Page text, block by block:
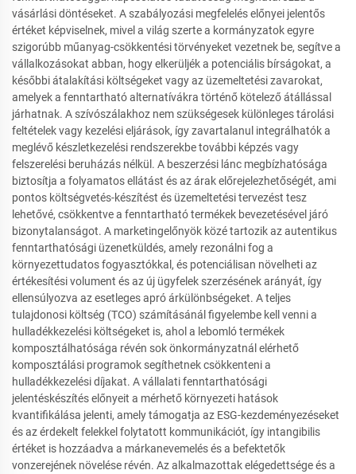
vásárlási döntéseket. A szabályozási megfelelés előnyei jelentős
értéket képviselnek, mivel a világ szerte a kormányzatok egyre
szigorúbb műanyag-csökkentési törvényeket vezetnek be, segítve a
vállalkozásokat abban, hogy elkerüljék a potenciális bírságokat, a
későbbi átalakítási költségeket vagy az üzemeltetési zavarokat,
amelyek a fenntartható alternatívákra történő kötelező átállással
járhatnak. A szívószálakhoz nem szükségesek különleges tárolási
feltételek vagy kezelési eljárások, így zavartalanul integrálhatók a
meglévő készletkezelési rendszerekbe további képzés vagy
felszerelési beruházás nélkül. A beszerzési lánc megbízhatósága
biztosítja a folyamatos ellátást és az árak előrejelezhetőségét, ami
pontos költségvetés-készítést és üzemeltetési tervezést tesz
lehetővé, csökkentve a fenntartható termékek bevezetésével járó
bizonytalanságot. A marketingelőnyök közé tartozik az autentikus
fenntarthatósági üzenetküldés, amely rezonálni fog a
környezettudatos fogyasztókkal, és potenciálisan növelheti az
értékesítési volument és az új ügyfelek szerzésének arányát, így
ellensúlyozva az esetleges apró árkülönbségeket. A teljes
tulajdonosi költség (TCO) számításánál figyelembe kell venni a
hulladékkezelési költségeket is, ahol a lebomló termékek
komposztálhatósága révén sok önkormányzatnál elérhető
komposztálási programok segíthetnek csökkenteni a
hulladékkezelési díjakat. A vállalati fenntarthatósági
jelentéskészítés előnyeit a mérhető környezeti hatások
kvantifikálása jelenti, amely támogatja az ESG-kezdeményezéseket
és az érdekelt felekkel folytatott kommunikációt, így intangibilis
értéket is hozzáadva a márkanevemelés és a befektetők
vonzerejének növelése révén. Az alkalmazottak elégedettsége és a